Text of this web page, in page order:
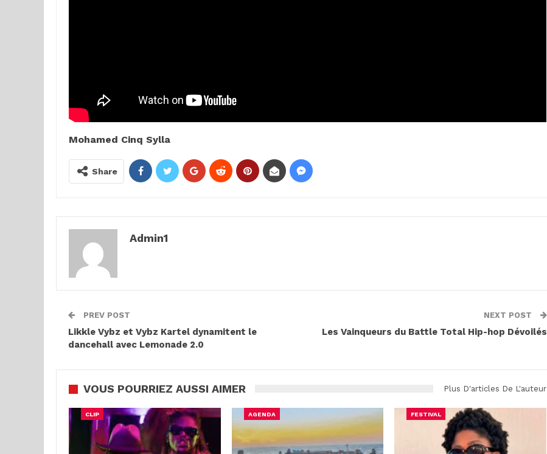
Mohamed Cinq Sylla
Share
Admin1
PREV POST
Likkle Vybz et Vybz Kartel dynamitent le
dancehall avec Lemonade 2.0
NEXT POST
Les Vainqueurs du Battle Total Hip-hop Dévoilés
VOUS POURRIEZ AUSSI AIMER Plus D'articles De L'auteur
CLIP AGENDA FESTIVAL